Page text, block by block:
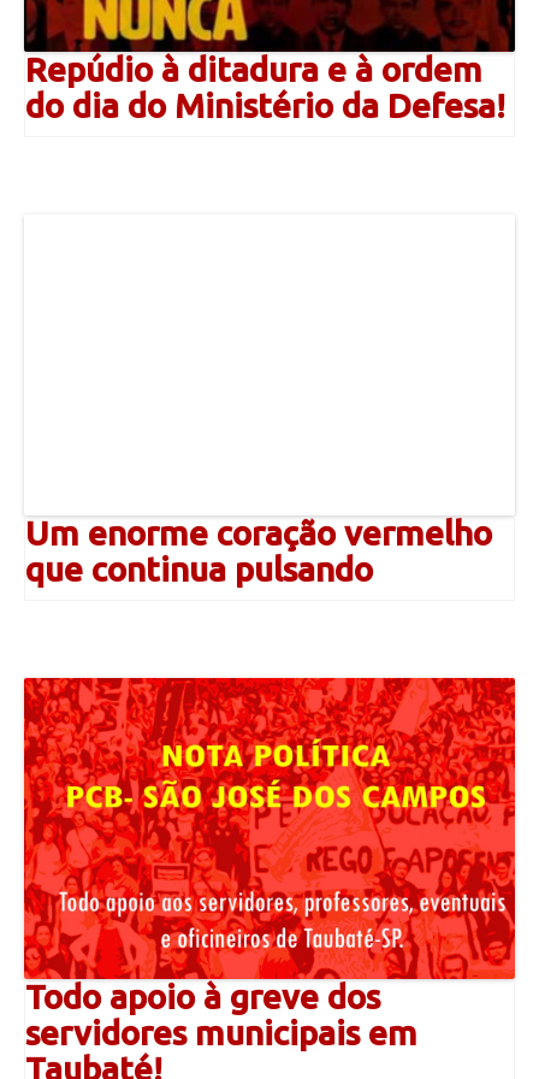
Repúdio à ditadura e à ordem
do dia do Ministério da Defesa!
Um enorme coração vermelho
que continua pulsando
Todo apoio à greve dos
servidores municipais em
Taubaté!